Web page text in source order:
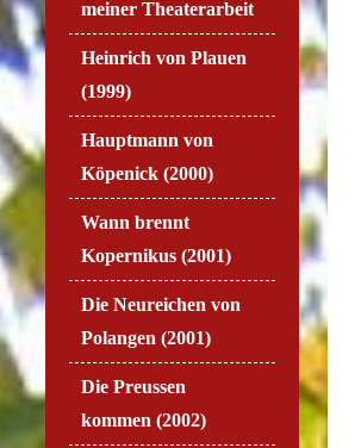
meiner Theaterarbeit
Heinrich von Plauen
(1999)
Hauptmann von
Köpenick (2000)
Wann brennt
Kopernikus (2001)
Die Neureichen von
Polangen (2001)
Die Preussen
kommen (2002)